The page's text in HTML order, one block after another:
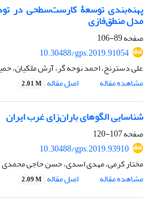
پهنه‌بندی توسعۀ کارست‌سطحی در
مدل منطق‌فازی
صفحه89-106
10.30488/gps.2019.91054
علی دسترنج، احمد نوحه گر، آرش ملکیان،
مشاهده مقاله
اصل مقاله 2.01 M
شناسایی الگو‌های باران‌زای غرب ایران
صفحه107-120
10.30488/gps.2019.93910
مختار کرمی، مهدی اسدی، حسن حاجی محمدی
مشاهده مقاله
اصل مقاله 2.09 M